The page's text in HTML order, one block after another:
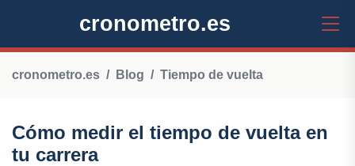
cronometro.es
cronometro.es Blog Tiempo de vuelta
Cómo medir el tiempo de vuelta en
tu carrera